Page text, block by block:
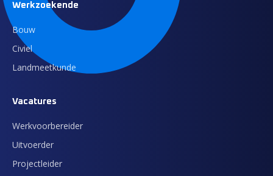
Werkzoekende
Bouw
Civiel
Landmeetkunde
Vacatures
Werkvoorbereider
Uitvoerder
Projectleider